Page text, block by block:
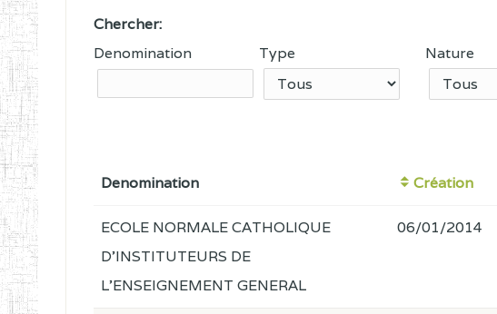
Chercher:
Denomination
Type Nature
Denomination Création
ECOLE NORMALE CATHOLIQUE
D'INSTITUTEURS DE
L'ENSEIGNEMENT GENERAL
06/01/2014